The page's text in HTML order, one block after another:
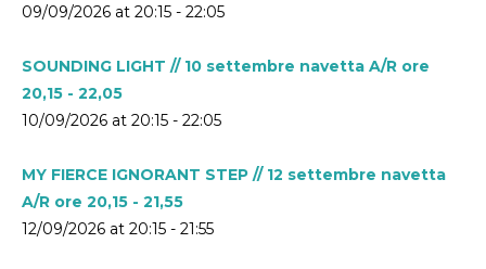
09/09/2026 at 20:15 - 22:05
SOUNDING LIGHT // 10 settembre navetta A/R ore
20,15 - 22,05
10/09/2026 at 20:15 - 22:05
MY FIERCE IGNORANT STEP // 12 settembre navetta
A/R ore 20,15 - 21,55
12/09/2026 at 20:15 - 21:55